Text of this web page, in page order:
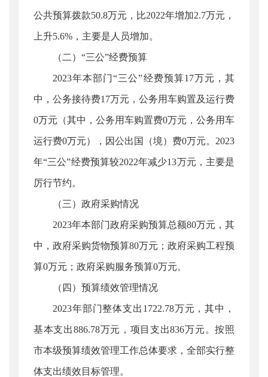
公共预算拨款50.8万元，比2022年增加2.7万元，
上升5.6%，主要是人员增加。
（二）“三公”经费预算
2023年本部门“三公”经费预算17万元，其
中，公务接待费17万元，公务用车购置及运行费
0万元（其中，公务用车购置费0万元，公务用车
运行费0万元），因公出国（境）费0万元。2023
年“三公”经费预算较2022年减少13万元，主要是
厉行节约。
（三）政府采购情况
2023年本部门政府采购预算总额80万元，其
中，政府采购货物预算80万元；政府采购工程预
算0万元；政府采购服务预算0万元。
（四）预算绩效管理情况
2023年部门整体支出1722.78万元，其中，
基本支出886.78万元，项目支出836万元。按照
市本级预算绩效管理工作总体要求，全部实行整
体支出绩效目标管理。